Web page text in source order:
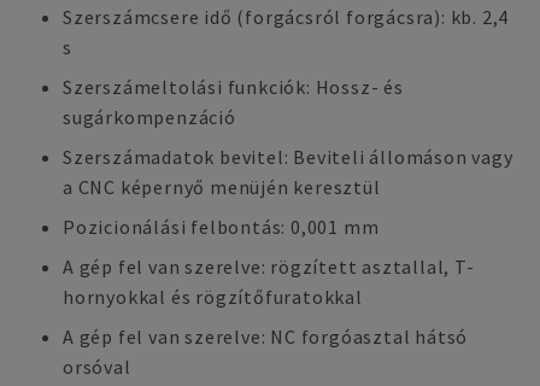
Szerszámcsere idő (forgácsról forgácsra): kb. 2,4
s
Szerszámeltolási funkciók: Hossz- és
sugárkompenzáció
Szerszámadatok bevitel: Beviteli állomáson vagy
a CNC képernyő menüjén keresztül
Pozicionálási felbontás: 0,001 mm
A gép fel van szerelve: rögzített asztallal, T-
hornyokkal és rögzítőfuratokkal
A gép fel van szerelve: NC forgóasztal hátsó
orsóval